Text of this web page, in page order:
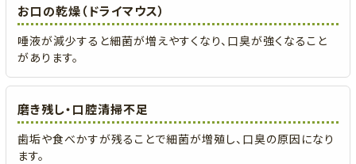
お口の乾燥（ドライマウス）
唾液が減少すると細菌が増えやすくなり、口臭が強くなること
があります。
磨き残し・口腔清掃不足
歯垢や食べかすが残ることで細菌が増殖し、口臭の原因になり
ます。